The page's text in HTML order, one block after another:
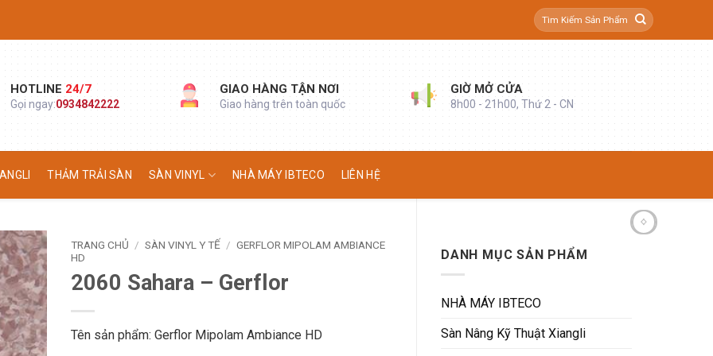
Tìm
kiếm:
HOTLINE24/7
Gọi ngay:0934842222
GIAO HÀNG TẬN NƠI
Giao hàng trên toàn quốc
GIỜ MỞ CỬA
8h00 - 21h00, Thứ 2 - CN
THẢM TRẢI SÀN SÀN VINYL NHÀ MÁY IBTECO LIÊN HỆ
DANH MỤC SẢN PHẨM
NHÀ MÁY IBTECO
Sàn Nâng Kỹ Thuật Xiangli
TRANG CHỦ / SÀN VINYL Y TẾ / GERFLOR MIPOLAM AMBIANCE
HD
2060 Sahara – Gerflor
Tên sản phẩm: Gerflor Mipolam Ambiance HD